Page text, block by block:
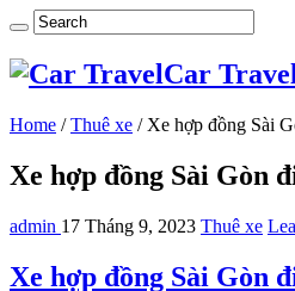
Car Travel
Home / Thuê xe / Xe hợp đồng Sài
Xe hợp đồng Sài Gòn
admin 17 Tháng 9, 2023 Thuê xe
Xe hợp đồng Sài Gòn